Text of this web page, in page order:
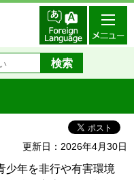
更新日：2026年4月30日
少年を非行や有害環境